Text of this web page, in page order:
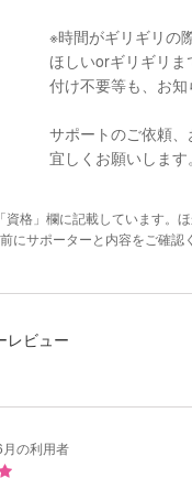
※時間がギリギリの
ほしいorギリギリま
付け不要等も、お知
サポートのご依頼、
宜しくお願いします。
格」欄に記載しています。
にサポーターと内容をご確認
レビュー
の利用者